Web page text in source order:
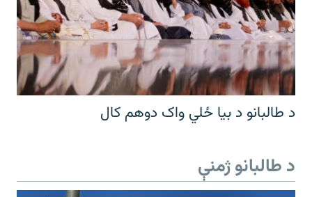
د طالبانو د بیا ځلي واک دوهم کال
د طالبانو ژمنې